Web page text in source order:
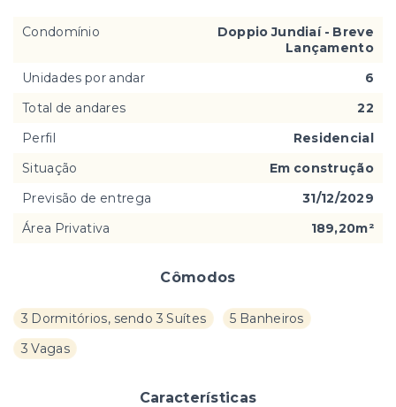
Cômodos
3 Dormitórios, sendo 3 Suítes
5 Banheiros
3 Vagas
Características
Condomínio
Doppio Jundiaí - Breve
Lançamento
Unidades por andar
6
Total de andares
22
Perfil
Residencial
Situação
Em construção
Previsão de entrega
31/12/2029
Área Privativa
189,20m²